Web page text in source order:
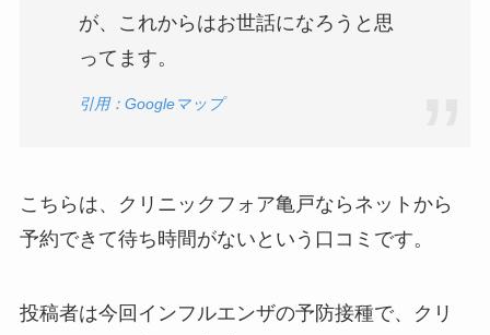
が、これからはお世話になろうと思
ってます。
引用：Googleマップ
こちらは、クリニックフォア亀戸ならネットから
予約できて待ち時間がないという口コミです。
投稿者は今回インフルエンザの予防接種で、クリ